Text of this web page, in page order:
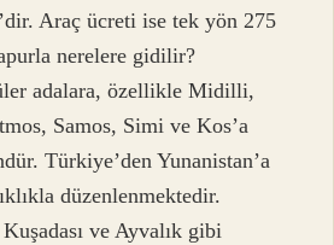
Araç ücreti ise tek yön 275
nerelere gidilir?
adalara, özellikle Midilli,
Samos, Simi ve Kos’a
Türkiye’den Yunanistan’a
düzenlenmektedir.
ve Ayvalık gibi